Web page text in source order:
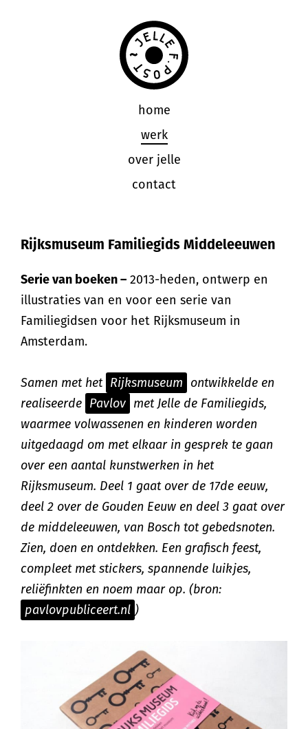
home
werk
over jelle
contact
Rijksmuseum Familiegids Middeleeuwen
Serie van boeken – 2013-heden, ontwerp en
illustraties van en voor een serie van
Familiegidsen voor het Rijksmuseum in
Amsterdam.
Samen met het Rijksmuseum ontwikkelde en
realiseerde Pavlov met Jelle de Familiegids,
waarmee volwassenen en kinderen worden
uitgedaagd om met elkaar in gesprek te gaan
over een aantal kunstwerken in het
Rijksmuseum. Deel 1 gaat over de 17de eeuw,
deel 2 over de Gouden Eeuw en deel 3 gaat over
de middeleeuwen, van Bosch tot gebedsnoten.
Zien, doen en ontdekken. Een grafisch feest,
compleet met stickers, spannende luikjes,
reliëfinkten en noem maar op. (bron:
pavlovpubliceert.nl )